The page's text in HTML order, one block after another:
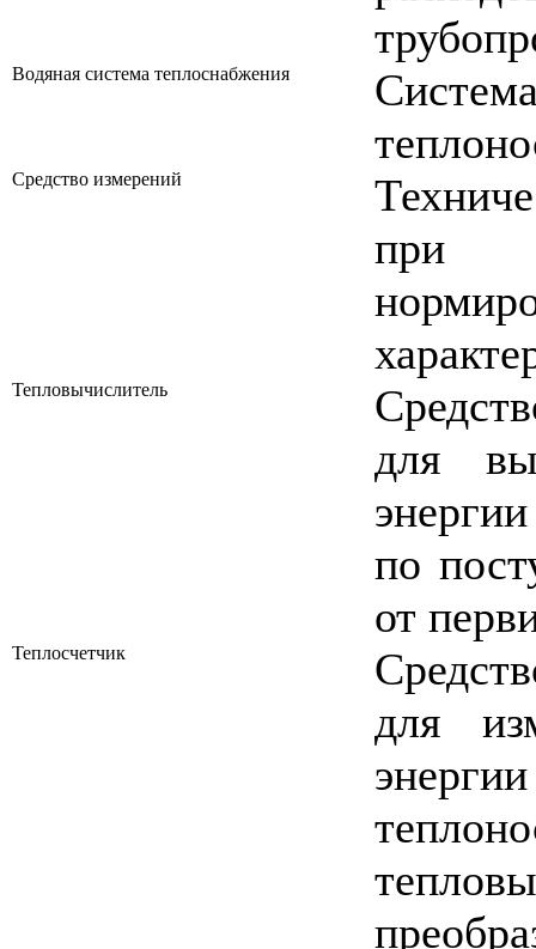
Водяная система теплоснабжения
Средство измерений
при
Тепловычислитель
для
по
от
Теплосчетчик
для